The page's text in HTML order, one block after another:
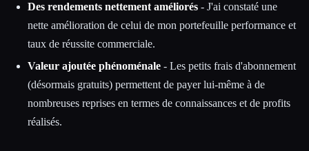
Des rendements nettement améliorés - J'ai constaté une
nette amélioration de celui de mon portefeuille performance et
taux de réussite commerciale.
Valeur ajoutée phénoménale - Les petits frais d'abonnement
(désormais gratuits) permettent de payer lui-même à de
nombreuses reprises en termes de connaissances et de profits
réalisés.